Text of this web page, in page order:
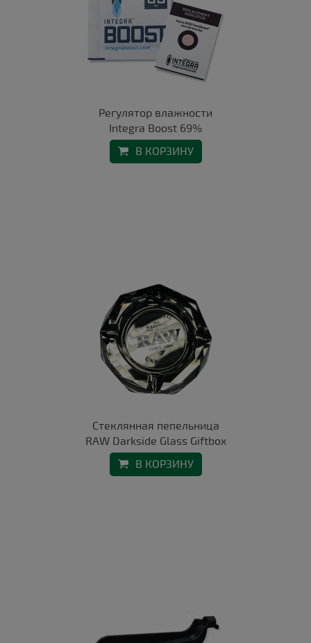
Регулятор влажности
Integra Boost 69%
В КОРЗИНУ
Стеклянная пепельница
RAW Darkside Glass Giftbox
В КОРЗИНУ